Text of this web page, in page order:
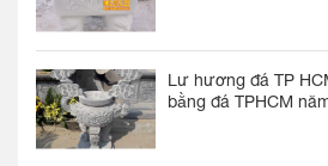
Lư hương đá TP
bằng đá TPHCM